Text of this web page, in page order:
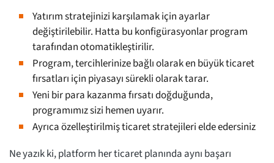
Yatırım stratejinizi karşılamak için ayarlar
değiştirilebilir. Hatta bu konfigürasyonlar program
tarafından otomatikleştirilir.
Program, tercihlerinize bağlı olarak en büyük ticaret
fırsatları için piyasayı sürekli olarak tarar.
Yeni bir para kazanma fırsatı doğduğunda,
programımız sizi hemen uyarır.
Ayrıca özelleştirilmiş ticaret stratejileri elde edersiniz
Ne yazık ki, platform her ticaret planında aynı başarı